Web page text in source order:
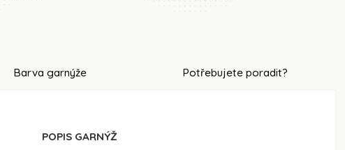
Barva garnýže Potřebujete poradit?
POPIS GARNÝŽ